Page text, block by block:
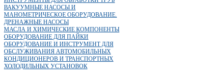
ВАКУУМНЫЕ НАСОСЫ И
МАНОМЕТРИЧЕСКОЕ ОБОРУДОВАНИЕ.
ДРЕНАЖНЫЕ НАСОСЫ
МАСЛА И ХИМИЧЕСКИЕ КОМПОНЕНТЫ
ОБОРУДОВАНИЕ ДЛЯ ПАЙКИ
ОБОРУДОВАНИЕ И ИНСТРУМЕНТ ДЛЯ
ОБСЛУЖИВАНИЯ АВТОМОБИЛЬНЫХ
КОНДИЦИОНЕРОВ И ТРАНСПОРТНЫХ
ХОЛОДИЛЬНЫХ УСТАНОВОК